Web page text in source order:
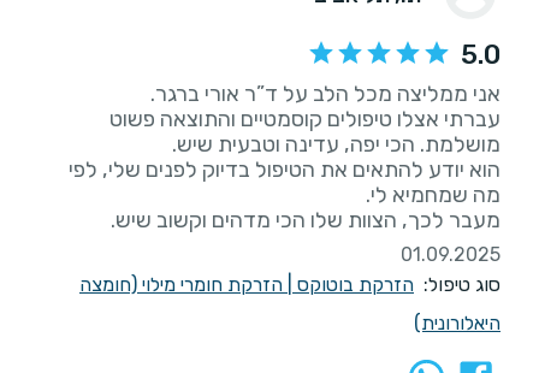
5.0
עברתי אצלו טיפולים קוסמטיים והתוצאה פשוט
הוא יודע להתאים את הטיפול בדיוק לפנים שלי, לפי
מעבר לכך, הצוות שלו הכי מדהים וקשוב שיש.
01.09.2025
סוג טיפול: הזרקת בוטוקס
הזרקת חומרי מילוי (חומצה
היאלורונית)